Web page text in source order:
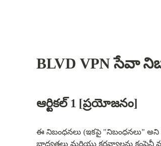
BLVD VPN సేవా
ఆర్టికల్ 1 [ప్రయోజనం]
ఈ నిబంధనలు (ఇకపై "నిబంధనలు"
బాధ్యతలు మరియు కర్తవ్యాలను